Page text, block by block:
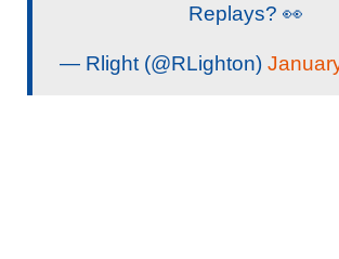
Replays? 👀
— Rlight (@RLighton)